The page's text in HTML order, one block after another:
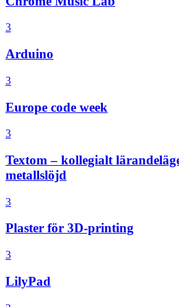
3
Arduino
3
Europe code week
3
Textom – kollegialt
metallslöjd
3
Plaster för 3D-printing
3
LilyPad